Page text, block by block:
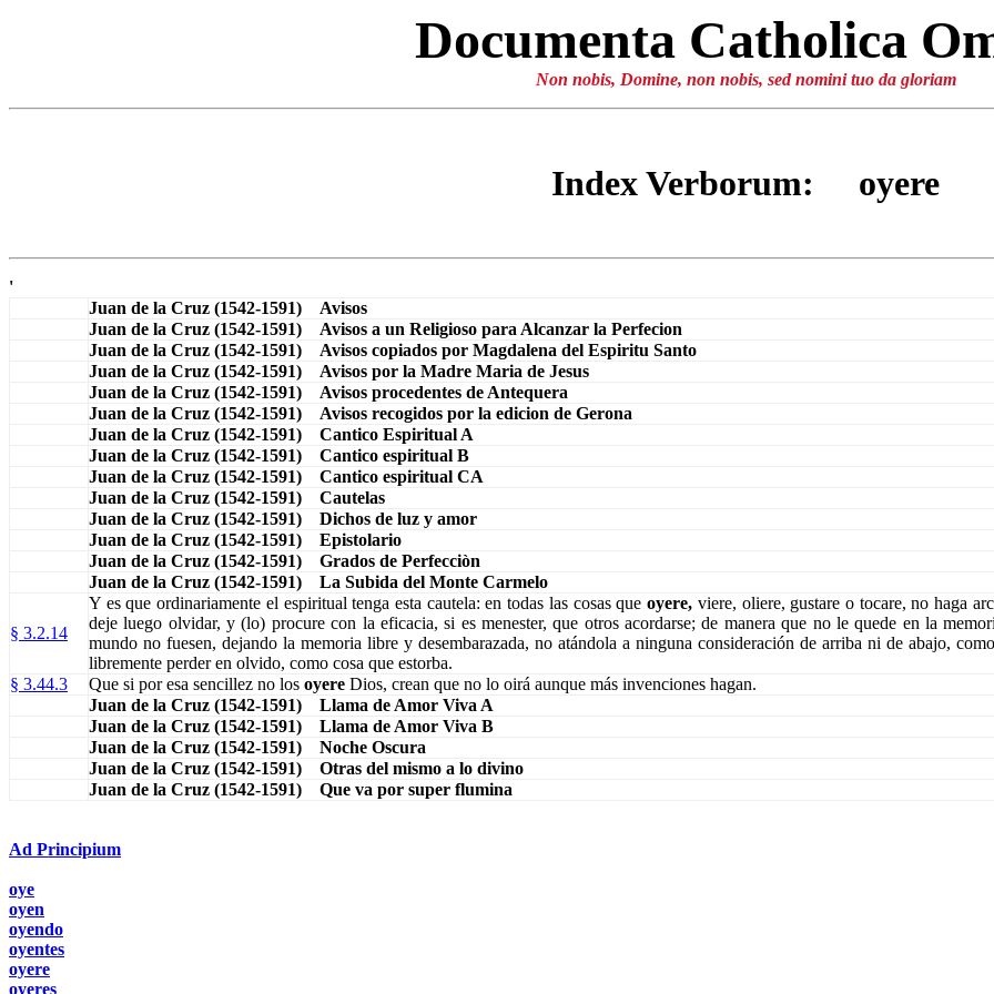
Documenta Catholica
Non nobis, Domine, non nobis, sed nomini tuo da gloriam
Index Verborum: oyere
'
Juan de la Cruz (1542-1591) Avisos
Juan de la Cruz (1542-1591) Avisos a un Religioso para Alcanzar la Perfecion
Juan de la Cruz (1542-1591) Avisos copiados por Magdalena del Espiritu Santo
Juan de la Cruz (1542-1591) Avisos por la Madre Maria de Jesus
Juan de la Cruz (1542-1591) Avisos procedentes de Antequera
Juan de la Cruz (1542-1591) Avisos recogidos por la edicion de Gerona
Juan de la Cruz (1542-1591) Cantico Espiritual A
Juan de la Cruz (1542-1591) Cantico espiritual B
Juan de la Cruz (1542-1591) Cantico espiritual CA
Juan de la Cruz (1542-1591) Cautelas
Juan de la Cruz (1542-1591) Dichos de luz y amor
Juan de la Cruz (1542-1591) Epistolario
Juan de la Cruz (1542-1591) Grados de Perfecciòn
Juan de la Cruz (1542-1591) La Subida del Monte Carmelo
§ 3.2.14
Y es que ordinariamente el espiritual tenga esta cautela: en todas las cosas queoyere, viere, oliere, gustare o tocare, no haga
deje luego olvidar, y (lo) procure con la eficacia, si es menester, que otros acordarse; de manera que no le quede en la
mundo no fuesen, dejando la memoria libre y desembarazada, no atándola a ninguna consideración de arriba ni de abajo,
libremente perder en olvido, como cosa que estorba.
§ 3.44.3
Que si por esa sencillez no los oyere Dios, crean que no lo oirá aunque más invenciones hagan.
Juan de la Cruz (1542-1591) Llama de Amor Viva A
Juan de la Cruz (1542-1591) Llama de Amor Viva B
Juan de la Cruz (1542-1591) Noche Oscura
Juan de la Cruz (1542-1591) Otras del mismo a lo divino
Juan de la Cruz (1542-1591) Que va por super flumina
Ad Principium
oye
oyen
oyendo
oyentes
oyere
oyeres